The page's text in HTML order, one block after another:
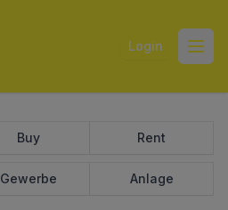
Login
Buy Rent
Gewerbe Anlage